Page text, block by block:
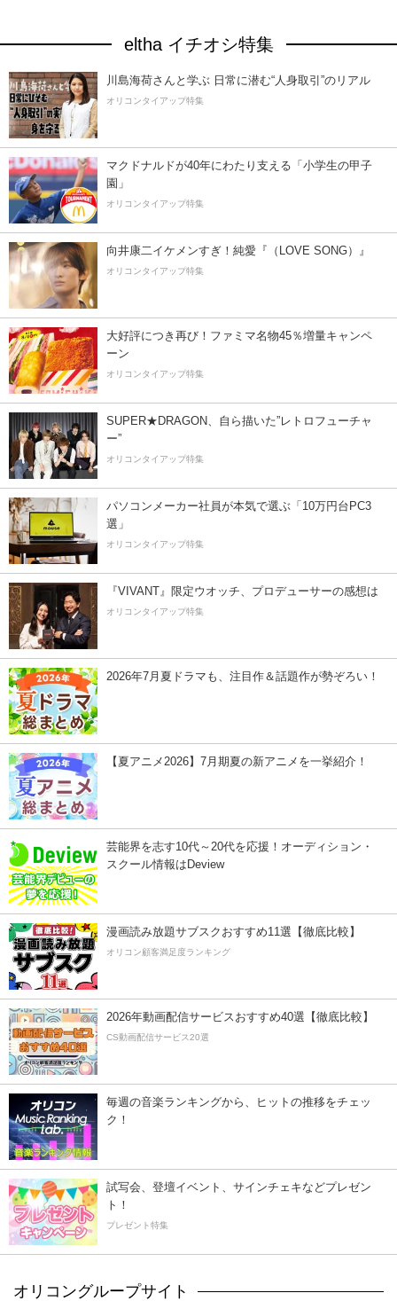
eltha イチオシ特集
川島海荷さんと学ぶ 日常に潜む“人身取引”のリアル
オリコンタイアップ特集
マクドナルドが40年にわたり支える「小学生の甲子
園」
オリコンタイアップ特集
向井康二イケメンすぎ！純愛『（LOVE SONG）』
オリコンタイアップ特集
大好評につき再び！ファミマ名物45％増量キャンペ
ーン
オリコンタイアップ特集
SUPER★DRAGON、自ら描いた”レトロフューチャ
ー”
オリコンタイアップ特集
パソコンメーカー社員が本気で選ぶ「10万円台PC3
選」
オリコンタイアップ特集
『VIVANT』限定ウオッチ、プロデューサーの感想は
オリコンタイアップ特集
2026年7月夏ドラマも、注目作＆話題作が勢ぞろい！
【夏アニメ2026】7月期夏の新アニメを一挙紹介！
芸能界を志す10代～20代を応援！オーディション・
スクール情報はDeview
漫画読み放題サブスクおすすめ11選【徹底比較】
オリコン顧客満足度ランキング
2026年動画配信サービスおすすめ40選【徹底比較】
CS動画配信サービス20選
毎週の音楽ランキングから、ヒットの推移をチェッ
ク！
試写会、登壇イベント、サインチェキなどプレゼン
ト！
プレゼント特集
オリコングループサイト